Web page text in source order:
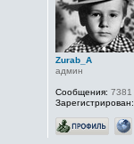
Zurab_A
админ
Сообщения: 7381
Зарегистрирован: